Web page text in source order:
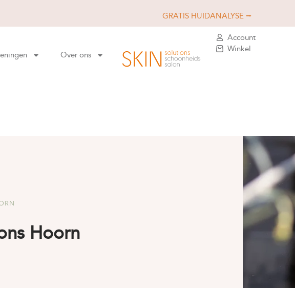
GRATIS HUIDANALYSE ⭢
Over ons
Account
Winkel
Hoorn